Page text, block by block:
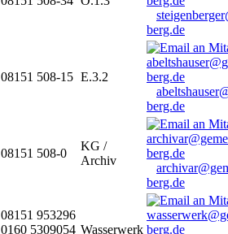
berg.de
08151 508-15 E.3.2
berg.de
08151 508-0
KG /
Archiv
berg.de
08151 953296
0160 5309054 Wasserwerk